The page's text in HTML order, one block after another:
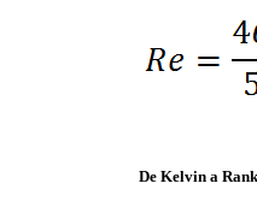
De Kelvin a